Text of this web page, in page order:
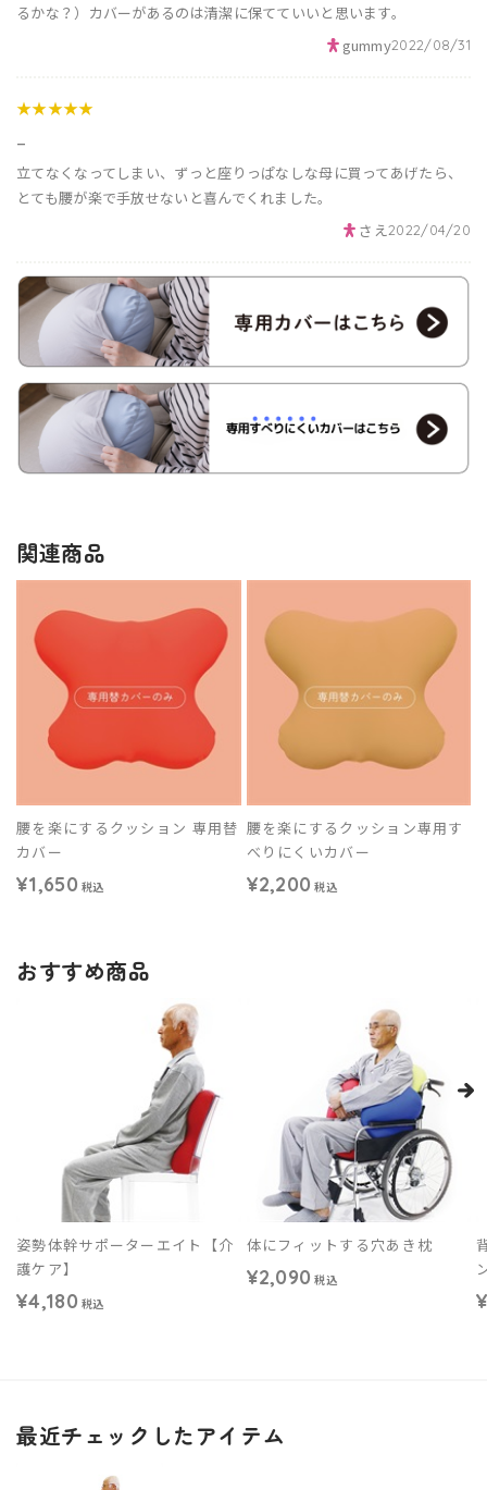
るかな？）カバーがあるのは清潔に保てていいと思います。
gummy2022/08/31
★★★★★
立てなくなってしまい、ずっと座りっぱなしな母に買ってあげたら、
とても腰が楽で手放せないと喜んでくれました。
さえ2022/04/20
関連商品
腰を楽にするクッション 専用替
カバー
¥1,650 税込
腰を楽にするクッション専用す
べりにくいカバー
¥2,200 税込
おすすめ商品
姿勢体幹サポーターエイト【介
護ケア】
¥4,180 税込
体にフィットする穴あき枕
¥2,090 税込
最近チェックしたアイテム